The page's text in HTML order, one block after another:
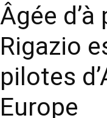
Âgée
Rigazio
pilotes
Europe